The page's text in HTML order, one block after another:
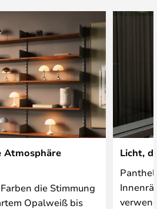
Atmosphäre
die Stimmung
Opalweiß bis
Licht,